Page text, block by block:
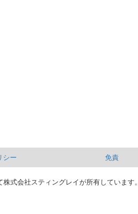
シー 免責
式会社スティングレイが所有しています。